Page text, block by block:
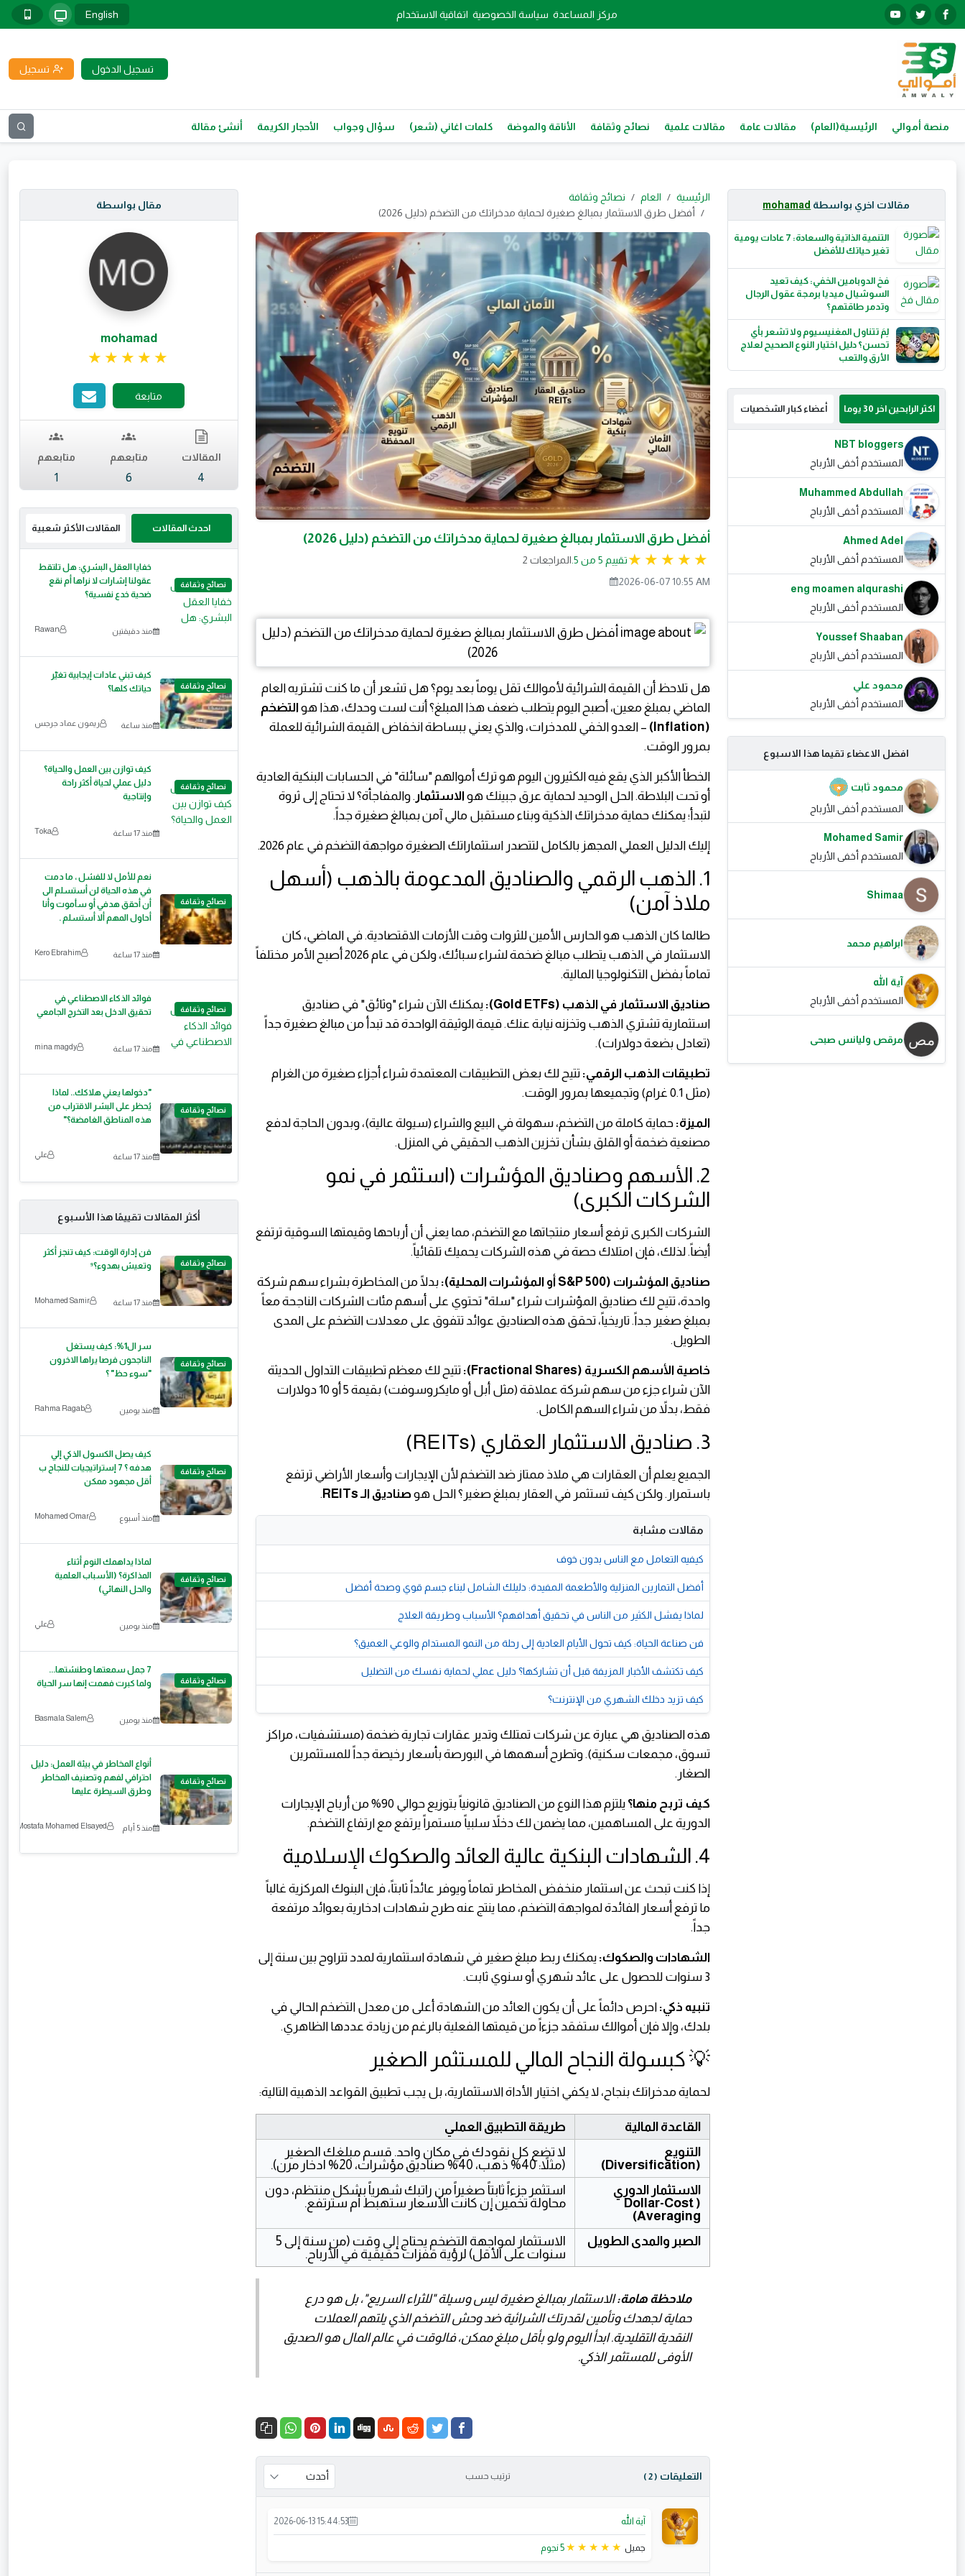
مركز المساعدة سياسة الخصوصية اتفاقية الاستخدام English
تسجيل الدخول تسجيل
منصة أموالي الرئيسية(العام) مقالات عامة مقالات علمية نصائح وثقافة الأناقة والموضة كلمات اغاني (شعر) سؤال وجواب الأحجار الكريمة أنشئ مقالة
مقالات اخري بواسطة mohamad
التنمية الذاتية والسعادة: 7 عادات يومية
تغير حياتك للأفضل
فخ الدوبامين الخفي: كيف تعيد
السوشيال ميديا برمجة عقول الرجال
وتدمر طاقتهم؟
لِمَ تتناول المغنيسيوم ولا تشعر بأي
تحسن؟ دليل اختيار النوع الصحيح لعلاج
الأرق والتعب
اكثر الرابحين اخر 30 يوما أعضاء كبار الشخصيات
NBT bloggers
المستخدم أخفى الأرباح
Muhammed Abdullah
المستخدم أخفى الأرباح
Ahmed Adel
المستخدم أخفى الأرباح
eng moamen alqurashi
المستخدم أخفى الأرباح
Youssef Shaaban
المستخدم أخفى الأرباح
محمود علي
المستخدم أخفى الأرباح
افضل الاعضاء تقيما هذا الاسبوع
محمود ثابت
المستخدم أخفى الأرباح
Mohamed Samir
المستخدم أخفى الأرباح
Shimaa
ابراهيم محمد
آية الله
المستخدم أخفى الأرباح
مرقص وليانس صبحى
الرئيسية العام
نصائح وثقافة
أفضل طرق الاستثمار بمبالغ صغيرة لحماية مدخراتك من التضخم (دليل 2026)
أفضل طرق الاستثمار بمبالغ صغيرة لحماية مدخراتك من التضخم (دليل 2026)
تقييم 5 من 5.
2 المراجعات
2026-06-07 10:55 AM
هل تلاحظ أن القيمة الشرائية لأموالك تقل يوماً بعد يوم؟ هل تشعر أن ما كنت تشتريه العام
الماضي بمبلغ معين، أصبح اليوم يتطلب ضعف هذا المبلغ؟ أنت لست وحدك، هذا هوالتضخم
(Inflation)
– العدو الخفي للمدخرات، والذي يعني ببساطة انخفاض القيمة الشرائية للعملة
بمرور الوقت.
الخطأ الأكبر الذي يقع فيه الكثيرون اليوم هو ترك أموالهم "سائلة" في الحسابات البنكية العادية
أو تحت البلاطة. الحل الوحيد لحماية عرق جبينك هوالاستثمار . والمفاجأة؟ لا تحتاج إلى ثروة
لتبدأ؛ يمكنك حماية مدخراتك الذكية وبناء مستقبل مالي آمن بمبالغ صغيرة جداً.
إليك الدليل العملي المجهز بالكامل لتتصدر استثماراتك الصغيرة مواجهة التضخم في عام 2026.
1. الذهب الرقمي والصناديق المدعومة بالذهب (أسهل
ملاذ آمن)
طالما كان الذهب هو الحارس الأمين للثروات وقت الأزمات الاقتصادية. في الماضي، كان
الاستثمار في الذهب يتطلب مبالغ ضخمة لشراء سبائك، ولكن في عام 2026 أصبح الأمر مختلفاً
تماماً بفضل التكنولوجيا المالية.
صناديق الاستثمار في الذهب (Gold ETFs):
يمكنك الآن شراء "وثائق" في صناديق
استثمارية تشتري الذهب وتخزنه نيابة عنك. قيمة الوثيقة الواحدة قد تبدأ من مبالغ صغيرة جداً
(تعادل بضعة دولارات).
تطبيقات الذهب الرقمي: تتيح لك بعض التطبيقات المعتمدة شراء أجزاء صغيرة من الغرام
(مثل 0.1 غرام) وتجميعها بمرور الوقت.
الميزة: حماية كاملة من التضخم، سهولة في البيع والشراء (سيولة عالية)، وبدون الحاجة لدفع
مصنعية ضخمة أو القلق بشأن تخزين الذهب الحقيقي في المنزل.
2. الأسهم وصناديق المؤشرات (استثمر في نمو
الشركات الكبرى)
الشركات الكبرى ترفع أسعار منتجاتها مع التضخم، مما يعني أن أرباحها وقيمتها السوقية ترتفع
أيضاً. لذلك، فإن امتلاك حصة في هذه الشركات يحميك تلقائياً.
صناديق المؤشرات (S&P 500 أو المؤشرات المحلية):
بدلًا من المخاطرة بشراء سهم شركة
واحدة، تتيح لك صناديق المؤشرات شراء "سلة" تحتوي على أسهم مئات الشركات الناجحة معاً
بمبلغ صغير جداً. تاريخياً، تحقق هذه الصناديق عوائد تتفوق على معدلات التضخم على المدى
الطويل.
خاصية الأسهم الكسرية (Fractional Shares):
تتيح لك معظم تطبيقات التداول الحديثة
الآن شراء جزء من سهم شركة عملاقة (مثل أبل أو مايكروسوفت) بقيمة 5 أو 10 دولارات
فقط، بدلاً من شراء السهم الكامل.
3. صناديق الاستثمار العقاري (REITs)
الجميع يعلم أن العقارات هي ملاذ ممتاز ضد التضخم لأن الإيجارات وأسعار الأراضي ترتفع
باستمرار. ولكن كيف تستثمر في العقار بمبلغ صغير؟ الحل هوصناديق الـ REITs .
مقالات مشابة
كيفيه التعامل مع الناس بدون خوف
أفضل التمارين المنزلية والأطعمة المفيدة: دليلك الشامل لبناء جسم قوي وصحة أفضل
لماذا يفشل الكثير من الناس في تحقيق أهدافهم؟ الأسباب وطريقة العلاج
فن صناعة الحياة: كيف تحول الأيام العادية إلى رحلة من النمو المستدام والوعي العميق؟
كيف تكتشف الأخبار المزيفة قبل أن تشاركها؟ دليل عملي لحماية نفسك من التضليل
كيف تزيد دخلك الشهري من الإنترنت؟
هذه الصناديق هي عبارة عن شركات تمتلك وتدير عقارات تجارية ضخمة (مستشفيات، مراكز
تسوق، مجمعات سكنية). وتطرح أسهمها في البورصة بأسعار رخيصة جداً للمستثمرين
الصغار.
كيف تربح منها؟
يلتزم هذا النوع من الصناديق قانونياً بتوزيع حوالي 90% من أرباح الإيجارات
الدورية على المساهمين، مما يضمن لك دخلاً سلبياً مستمراً يرتفع مع ارتفاع التضخم.
4. الشهادات البنكية عالية العائد والصكوك الإسلامية
إذا كنت تبحث عن استثمار منخفض المخاطر تماماً ويوفر عائداً ثابتاً، فإن البنوك المركزية غالباً
ما ترفع أسعار الفائدة لمواجهة التضخم، مما ينتج عنه طرح شهادات ادخارية بعوائد مرتفعة
جداً.
الشهادات والصكوك: يمكنك ربط مبلغ صغير في شهادة استثمارية لمدد تتراوح بين سنة إلى
3 سنوات للحصول على عائد شهري أو سنوي ثابت.
تنبيه ذكي: احرص دائماً على أن يكون العائد من الشهادة أعلى من معدل التضخم الحالي في
بلدك، وإلا فإن أموالك ستفقد جزءاً من قيمتها الفعلية بالرغم من زيادة عددها الظاهري.
💡 كبسولة النجاح المالي للمستثمر الصغير
لحماية مدخراتك بنجاح، لا يكفي اختيار الأداة الاستثمارية، بل يجب تطبيق القواعد الذهبية التالية:
القاعدة المالية
طريقة التطبيق العملي
(Diversification)
(مثلاً: 40% ذهب، 40% صناديق مؤشرات، 20% ادخار مرن).
(Dollar-Cost
Averaging)
محاولة تخمين إن كانت الأسعار ستهبط أم سترتفع.
الصبر والمدى الطويل
سنوات على الأقل) لرؤية قفزات حقيقية في الأرباح.
ملاحظة هامة:الاستثمار بمبالغ صغيرة ليس وسيلة "للثراء السريع"، بل هو درع
حماية لجهدك وتأمين لقدرتك الشرائية ضد وحش التضخم الذي يلتهم العملات
النقدية التقليدية. ابدأ اليوم ولو بأقل مبلغ ممكن، فالوقت في عالم المال هو الصديق
الأوفى للمستثمر الذكي.
التعليقات ( 2 ) ترتيب حسب
آية الله 2026-06-13 15:44:53
جميل 5 نجوم
مقال بواسطة
mohamad
تقييم 5 من 5.
متابعة
المقالات
4
متابعهم
6
متابعهم
1
احدث المقالات المقالات الأكثر شعبية
نصائح وثقافة
خفايا العقل البشري: هل تلتقط
عقولنا إشارات لا نراها أم نقع
ضحية خدع نفسية؟
منذ دقيقتين Rawan
نصائح وثقافة
كيف تبني عادات إيجابية تغيّر
حياتك كلها؟
منذ ساعة ريمون عماد جرجس
نصائح وثقافة
كيف توازن بين العمل والحياة؟
دليل عملي لحياة أكثر راحة
وإنتاجية
منذ 17 ساعة Toka
نصائح وثقافة
نعم للأمل لا للفشل ، ما دمت
في هذه الحياة لن أستسلم الى
أن أحقق هدفي أو سأموت وأنا
أحاول المهم ألا أستسلم .
منذ 17 ساعة Kero Ebrahim
نصائح وثقافة
فوائد الذكاء الاصطناعي في
تحقيق الدخل بعد التخرج الجامعي
منذ 17 ساعة mina magdy
نصائح وثقافة
"دخولها يعني هلاكك.. لماذا
يُحظر على البشر الاقتراب من
هذه المناطق الغامضة؟"
منذ 17 ساعة علي
أكثر المقالات تقييمًا هذا الأسبوع
نصائح وثقافة
فن إدارة الوقت: كيف تنجز أكثر
وتعيش بهدوء؟⁹
منذ 17 ساعة Mohamed Samir
نصائح وثقافة
سر ال1%: كيف يستغل
الناجحون فرصا يراها الاخرون
"سوء حظ" ؟
منذ يومين Rahma Ragab
نصائح وثقافة
كيف يصل الكسول الذكي إلي
هدفه ؟ 7 إستراتيجيات للنجاح ب
أقل مجهود ممكن
منذ أسبوع ‪Mohamed Omar‬‏
نصائح وثقافة
لماذا يداهمك النوم أثناء
المذاكرة؟ (الأسباب العلمية
والحل النهائي)
منذ يومين علي
نصائح وثقافة
7 جمل سمعتها وطنشتها...
ولما كبرت فهمت إنها سر الحياة
منذ يومين Basmala Salem
نصائح وثقافة
أنواع المخاطر في بيئة العمل: دليل
احترافي لفهم وتصنيف المخاطر
وطرق السيطرة عليها
منذ 5 أيام Mostafa Mohamed Elsayed